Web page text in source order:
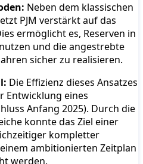
Neben dem klassischen
PJM verstärkt auf das
ermöglicht es, Reserven in
und die angestrebte
sicher zu realisieren.
Die Effizienz dieses Ansatzes
Entwicklung eines
Anfang 2025). Durch die
konnte das Ziel einer
kompletter
ambitionierten Zeitplan
werden.